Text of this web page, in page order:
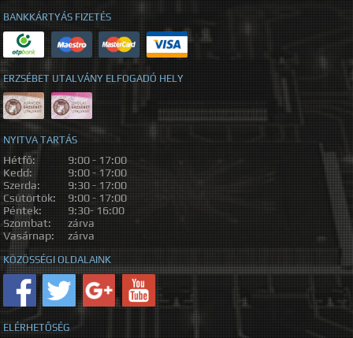
BANKKÁRTYÁS FIZETÉS
ERZSÉBET UTALVÁNY ELFOGADÓ HELY
NYITVA TARTÁS
Hétfő:
9:00 - 17:00
Kedd:
9:00 - 17:00
Szerda:
9:30 - 17:00
Csütörtök:
9:00 - 17:00
Péntek:
9:30- 16:00
Szombat:
zárva
Vasárnap:
zárva
KÖZÖSSÉGI OLDALAINK
ELÉRHETŐSÉG